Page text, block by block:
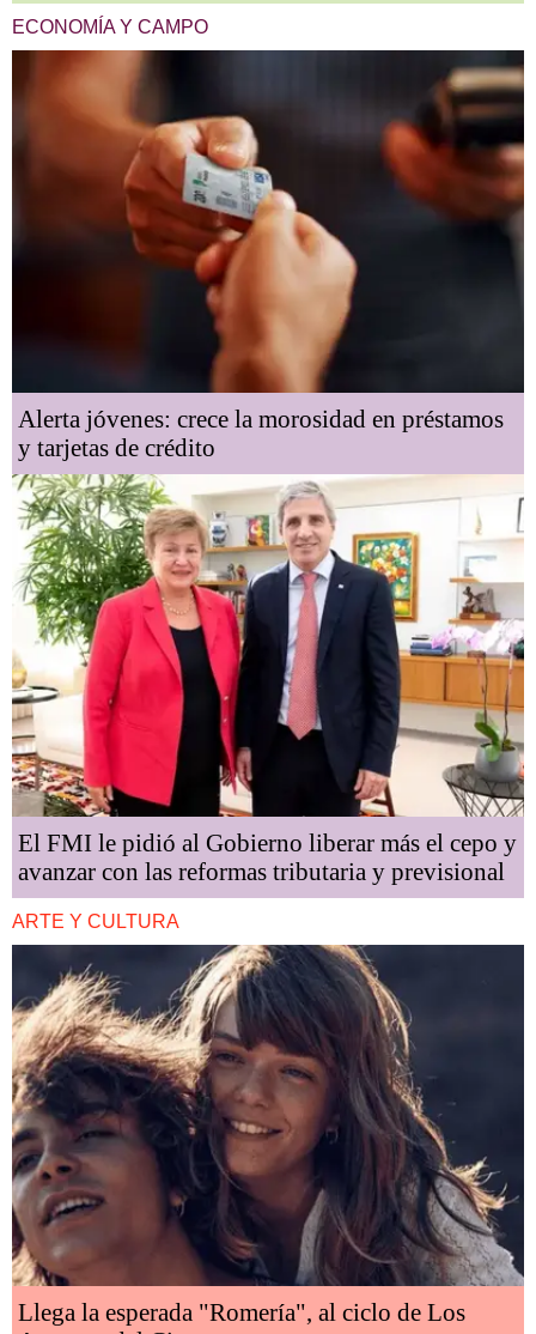
ECONOMÍA Y CAMPO
Alerta jóvenes: crece la morosidad en préstamos
y tarjetas de crédito
El FMI le pidió al Gobierno liberar más el cepo y
avanzar con las reformas tributaria y previsional
ARTE Y CULTURA
Llega la esperada "Romería", al ciclo de Los